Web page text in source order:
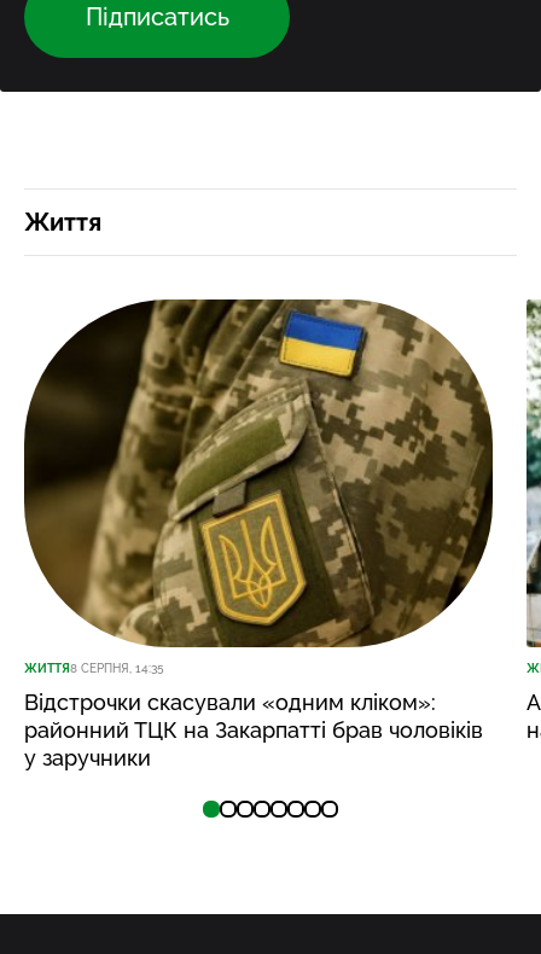
Підписатись
Життя
ЖИТТЯ8 СЕРПНЯ, 14:35
Відстрочки скасували «одним кліком»:
районний ТЦК на Закарпатті брав чоловіків
у заручники